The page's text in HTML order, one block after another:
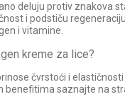
deluju protiv znakova
i podstiču
i vitamine.
kreme za lice?
čvrstoći i elastičnosti
benefitima saznajte na